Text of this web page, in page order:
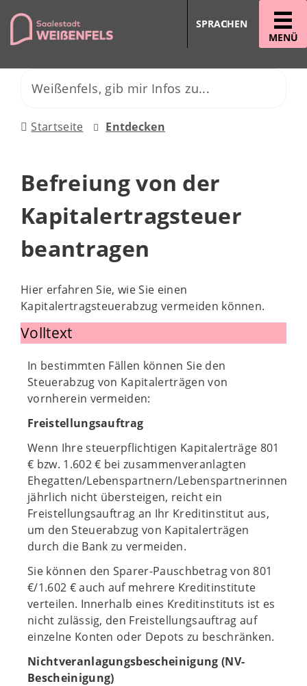
MENÜ
SPRACHEN
Startseite Entdecken
Befreiung von der
Kapitalertragsteuer
beantragen
Hier erfahren Sie, wie Sie einen
Kapitalertragsteuerabzug vermeiden können.
Volltext
In bestimmten Fällen können Sie den
Steuerabzug von Kapitalerträgen von
vornherein vermeiden:
Freistellungsauftrag
Wenn Ihre steuerpflichtigen Kapitalerträge 801
€ bzw. 1.602 € bei zusammenveranlagten
Ehegatten/Lebenspartnern/Lebenspartnerinnen
jährlich nicht übersteigen, reicht ein
Freistellungsauftrag an Ihr Kreditinstitut aus,
um den Steuerabzug von Kapitalerträgen
durch die Bank zu vermeiden.
Sie können den Sparer-Pauschbetrag von 801
€/1.602 € auch auf mehrere Kreditinstitute
verteilen. Innerhalb eines Kreditinstituts ist es
nicht zulässig, den Freistellungsauftrag auf
einzelne Konten oder Depots zu beschränken.
Nichtveranlagungsbescheinigung (NV-
Bescheinigung)